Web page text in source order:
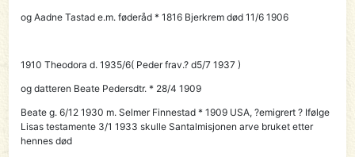
og Aadne Tastad e.m. føderåd * 1816 Bjerkrem død 11/6 1906
1910 Theodora d. 1935/6( Peder frav.? d5/7 1937 )
og datteren Beate Pedersdtr. * 28/4 1909
Beate g. 6/12 1930 m. Selmer Finnestad * 1909 USA, ?emigrert ? Ifølge
Lisas testamente 3/1 1933 skulle Santalmisjonen arve bruket etter
hennes død